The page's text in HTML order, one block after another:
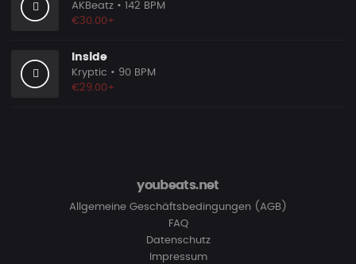
AKBeatz • 142 BPM
€30.00+
Inside
Kryptic • 90 BPM
€29.00+
youbeats.net
Allgemeine Geschäftsbedingungen (AGB)
FAQ
Datenschutz
Impressum